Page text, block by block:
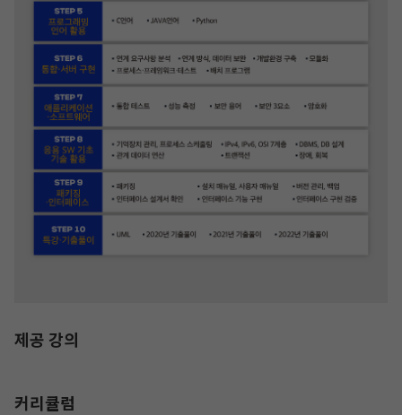
제공 강의
커리큘럼